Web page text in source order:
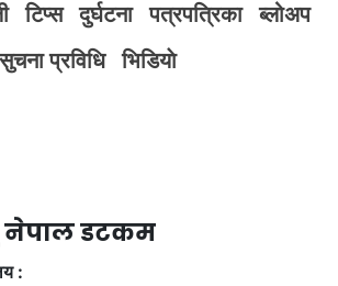
टिप्स दुर्घटना पत्रपत्रिका
ब्लोअप
सुचना प्रविधि भिडियाे
नेपाल डटकम
: